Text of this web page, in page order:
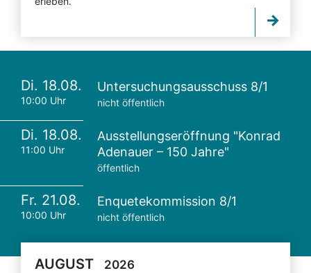
Di. 18.08.
10:00 Uhr
Untersuchungsausschuss 8/1
nicht öffentlich
Di. 18.08.
11:00 Uhr
Ausstellungseröffnung "Konrad
Adenauer – 150 Jahre"
öffentlich
Fr. 21.08.
10:00 Uhr
Enquetekommission 8/1
nicht öffentlich
AUGUST 2026